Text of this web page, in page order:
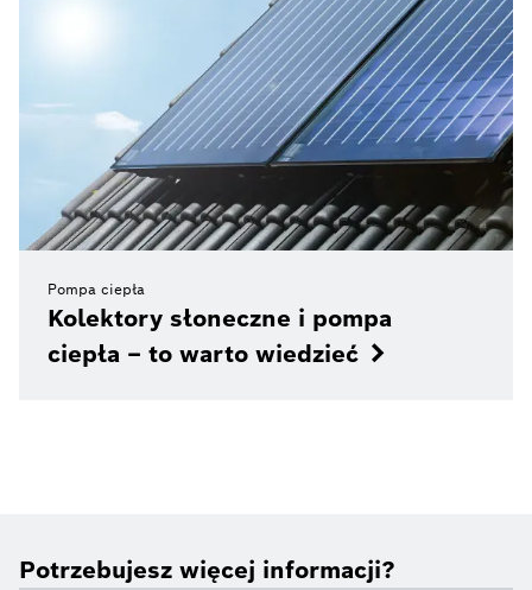
Pompa ciepła
Kolektory słoneczne i pompa
ciepła – to warto wiedzieć
Potrzebujesz więcej informacji?